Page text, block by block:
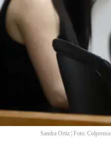
Sandra Ortiz | Foto: Colprensa